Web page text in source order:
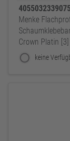
4055032339075
Menke
Crown Platin [3]
keine